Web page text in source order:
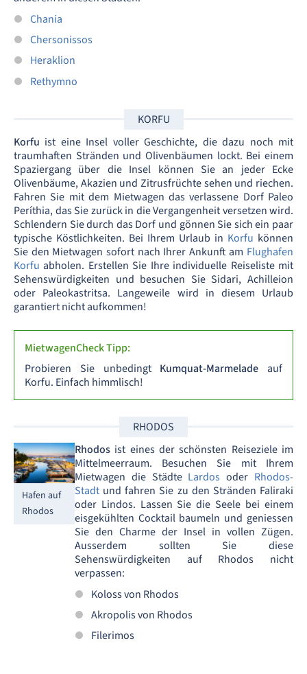
Chania
Chersonissos
Heraklion
Rethymno
KORFU
Korfu ist eine Insel voller Geschichte, die dazu noch mit
traumhaften Stränden und Olivenbäumen lockt. Bei einem
Spaziergang über die Insel können Sie an jeder Ecke
Olivenbäume, Akazien und Zitrusfrüchte sehen und riechen.
Fahren Sie mit dem Mietwagen das verlassene Dorf Paleo
Períthia, das Sie zurück in die Vergangenheit versetzen wird.
Schlendern Sie durch das Dorf und gönnen Sie sich ein paar
typische Köstlichkeiten. Bei Ihrem Urlaub in Korfu können
Sie den Mietwagen sofort nach Ihrer Ankunft am Flughafen
Korfu abholen. Erstellen Sie Ihre individuelle Reiseliste mit
Sehenswürdigkeiten und besuchen Sie Sidari, Achilleion
oder Paleokastritsa. Langeweile wird in diesem Urlaub
garantiert nicht aufkommen!
MietwagenCheck Tipp:
Probieren Sie unbedingt Kumquat-Marmelade auf
Korfu. Einfach himmlisch!
RHODOS
Hafen auf
Rhodos
Rhodos ist eines der schönsten Reiseziele im
Mittelmeerraum. Besuchen Sie mit Ihrem
Mietwagen die Städte Lardos oder Rhodos-
Stadtund fahren Sie zu den Stränden Faliraki
oder Lindos. Lassen Sie die Seele bei einem
eisgekühlten Cocktail baumeln und geniessen
Sie den Charme der Insel in vollen Zügen.
Ausserdem sollten Sie diese
Sehenswürdigkeiten auf Rhodos nicht
verpassen:
Koloss von Rhodos
Akropolis von Rhodos
Filerimos